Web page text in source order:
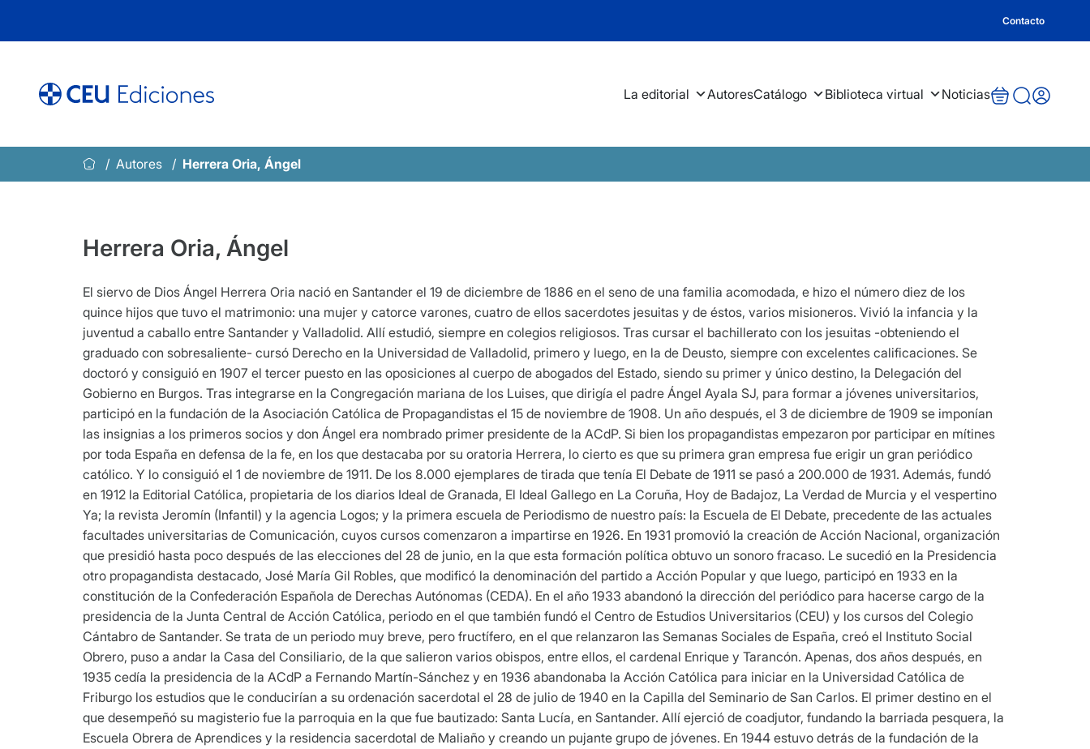
Contacto
La editorial AutoresCatálogo Biblioteca virtual Noticias
Autores Herrera Oria, Ángel
Herrera Oria, Ángel
El siervo de Dios Ángel Herrera Oria nació en Santander el 19 de diciembre de 1886 en el seno de una familia acomodada, e hizo el número diez de los
quince hijos que tuvo el matrimonio: una mujer y catorce varones, cuatro de ellos sacerdotes jesuitas y de éstos, varios misioneros. Vivió la infancia y la
juventud a caballo entre Santander y Valladolid. Allí estudió, siempre en colegios religiosos. Tras cursar el bachillerato con los jesuitas -obteniendo el
graduado con sobresaliente- cursó Derecho en la Universidad de Valladolid, primero y luego, en la de Deusto, siempre con excelentes calificaciones. Se
doctoró y consiguió en 1907 el tercer puesto en las oposiciones al cuerpo de abogados del Estado, siendo su primer y único destino, la Delegación del
Gobierno en Burgos. Tras integrarse en la Congregación mariana de los Luises, que dirigía el padre Ángel Ayala SJ, para formar a jóvenes universitarios,
participó en la fundación de la Asociación Católica de Propagandistas el 15 de noviembre de 1908. Un año después, el 3 de diciembre de 1909 se imponían
las insignias a los primeros socios y don Ángel era nombrado primer presidente de la ACdP. Si bien los propagandistas empezaron por participar en mítines
por toda España en defensa de la fe, en los que destacaba por su oratoria Herrera, lo cierto es que su primera gran empresa fue erigir un gran periódico
católico. Y lo consiguió el 1 de noviembre de 1911. De los 8.000 ejemplares de tirada que tenía El Debate de 1911 se pasó a 200.000 de 1931. Además, fundó
en 1912 la Editorial Católica, propietaria de los diarios Ideal de Granada, El Ideal Gallego en La Coruña, Hoy de Badajoz, La Verdad de Murcia y el vespertino
Ya; la revista Jeromín (Infantil) y la agencia Logos; y la primera escuela de Periodismo de nuestro país: la Escuela de El Debate, precedente de las actuales
facultades universitarias de Comunicación, cuyos cursos comenzaron a impartirse en 1926. En 1931 promovió la creación de Acción Nacional, organización
que presidió hasta poco después de las elecciones del 28 de junio, en la que esta formación política obtuvo un sonoro fracaso. Le sucedió en la Presidencia
otro propagandista destacado, José María Gil Robles, que modificó la denominación del partido a Acción Popular y que luego, participó en 1933 en la
constitución de la Confederación Española de Derechas Autónomas (CEDA). En el año 1933 abandonó la dirección del periódico para hacerse cargo de la
presidencia de la Junta Central de Acción Católica, periodo en el que también fundó el Centro de Estudios Universitarios (CEU) y los cursos del Colegio
Cántabro de Santander. Se trata de un periodo muy breve, pero fructífero, en el que relanzaron las Semanas Sociales de España, creó el Instituto Social
Obrero, puso a andar la Casa del Consiliario, de la que salieron varios obispos, entre ellos, el cardenal Enrique y Tarancón. Apenas, dos años después, en
1935 cedía la presidencia de la ACdP a Fernando Martín-Sánchez y en 1936 abandonaba la Acción Católica para iniciar en la Universidad Católica de
Friburgo los estudios que le conducirían a su ordenación sacerdotal el 28 de julio de 1940 en la Capilla del Seminario de San Carlos. El primer destino en el
que desempeñó su magisterio fue la parroquia en la que fue bautizado: Santa Lucía, en Santander. Allí ejerció de coadjutor, fundando la barriada pesquera, la
Escuela Obrera de Aprendices y la residencia sacerdotal de Maliaño y creando un pujante grupo de jóvenes. En 1944 estuvo detrás de la fundación de la